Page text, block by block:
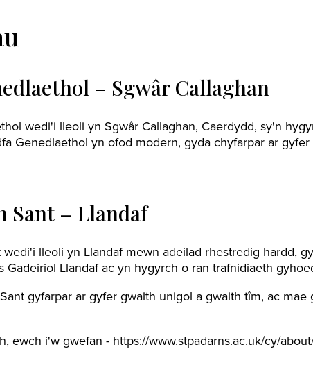
– Sgwâr Callaghan
wedi'i lleoli yn Sgwâr Callaghan, Caerdydd, sy'n
Genedlaethol yn ofod modern, gyda chyfarpar ar
Sant – Llandaf
lleoli yn Llandaf mewn adeilad rhestredig hardd,
Gadeiriol Llandaf ac yn hygyrch o ran trafnidiaeth
gyfarpar ar gyfer gwaith unigol a gwaith tîm, ac mae
ewch i'w gwefan - https://www.stpadarns.ac.uk/cy/